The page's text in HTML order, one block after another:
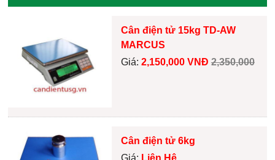
Cân điện tử 15kg TD-AW
MARCUS
Giá: 2,150,000 VNĐ 2,350,000
Cân điện tử 6kg